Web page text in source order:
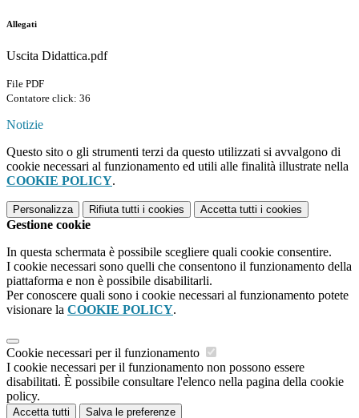
Allegati
Uscita Didattica.pdf
File PDF
Contatore click: 36
Notizie
Questo sito o gli strumenti terzi da questo utilizzati si avvalgono di
cookie necessari al funzionamento ed utili alle finalità illustrate nella
COOKIE POLICY.
Personalizza Rifiuta tutti i cookies Accetta tutti i cookies
Gestione cookie
In questa schermata è possibile scegliere quali cookie consentire.
I cookie necessari sono quelli che consentono il funzionamento della
piattaforma e non è possibile disabilitarli.
Per conoscere quali sono i cookie necessari al funzionamento potete
visionare la COOKIE POLICY.
Cookie necessari per il funzionamento
I cookie necessari per il funzionamento non possono essere
disabilitati. È possibile consultare l'elenco nella pagina della cookie
policy.
Accetta tutti Salva le preferenze